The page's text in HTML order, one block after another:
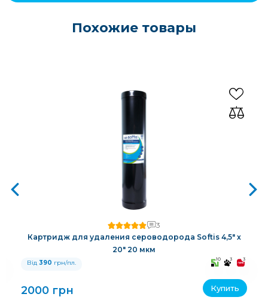
Похожие товары
3
Картридж для удаления сероводорода Softis 4,5" х
20" 20 мкм
Від 390 грн/пл. 10 3 3
2000 грн Купить